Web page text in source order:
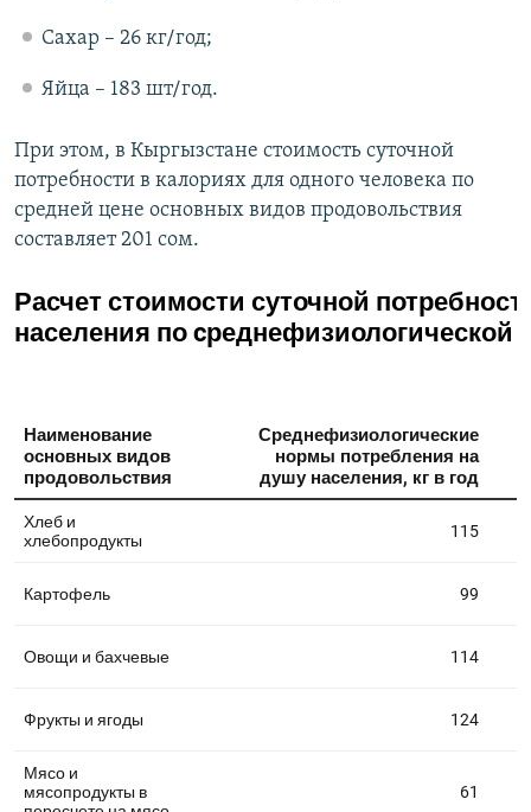
Сахар – 26 кг/год;
Яйца – 183 шт/год.
При этом, в Кыргызстане стоимость суточной
потребности в калориях для одного человека по
средней цене основных видов продовольствия
составляет 201 сом.